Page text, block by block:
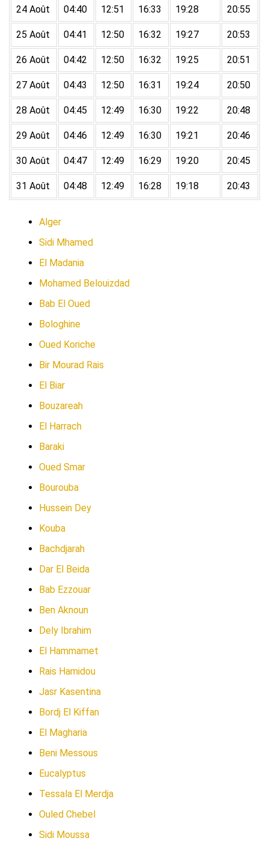
24 Août 04:40 12:51 16:33 19:28 20:55
25 Août 04:41 12:50 16:32 19:27 20:53
26 Août 04:42 12:50 16:32 19:25 20:51
27 Août 04:43 12:50 16:31 19:24 20:50
28 Août 04:45 12:49 16:30 19:22 20:48
29 Août 04:46 12:49 16:30 19:21 20:46
30 Août 04:47 12:49 16:29 19:20 20:45
31 Août 04:48 12:49 16:28 19:18 20:43
Alger
Sidi Mhamed
El Madania
Mohamed Belouizdad
Bab El Oued
Bologhine
Oued Koriche
Bir Mourad Rais
El Biar
Bouzareah
El Harrach
Baraki
Oued Smar
Bourouba
Hussein Dey
Kouba
Bachdjarah
Dar El Beida
Bab Ezzouar
Ben Aknoun
Dely Ibrahim
El Hammamet
Rais Hamidou
Jasr Kasentina
Bordj El Kiffan
El Magharia
Beni Messous
Eucalyptus
Tessala El Merdja
Ouled Chebel
Sidi Moussa